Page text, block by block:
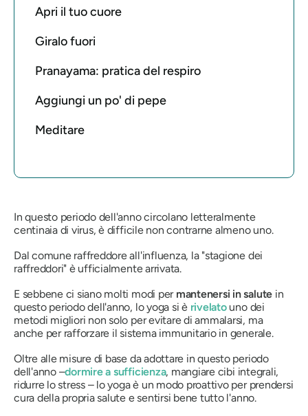
Apri il tuo cuore
Giralo fuori
Pranayama: pratica del respiro
Aggiungi un po' di pepe
Meditare
In questo periodo dell'anno circolano letteralmente
centinaia di virus, è difficile non contrarne almeno uno.
Dal comune raffreddore all'influenza, la "stagione dei
raffreddori" è ufficialmente arrivata.
E sebbene ci siano molti modi per mantenersi in salute in
questo periodo dell'anno, lo yoga si è rivelatouno dei
metodi migliori non solo per evitare di ammalarsi, ma
anche per rafforzare il sistema immunitario in generale.
Oltre alle misure di base da adottare in questo periodo
dell'anno –dormire a sufficienza, mangiare cibi integrali,
ridurre lo stress – lo yoga è un modo proattivo per prendersi
cura della propria salute e sentirsi bene tutto l'anno.